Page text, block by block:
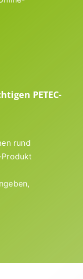
PETEC-
rund